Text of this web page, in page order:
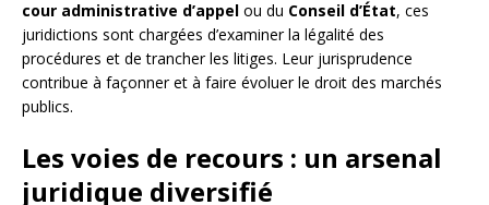
cour administrative d’appel ou du Conseil d’État, ces
juridictions sont chargées d’examiner la légalité des
procédures et de trancher les litiges. Leur jurisprudence
contribue à façonner et à faire évoluer le droit des marchés
publics.
Les voies de recours : un arsenal
juridique diversifié